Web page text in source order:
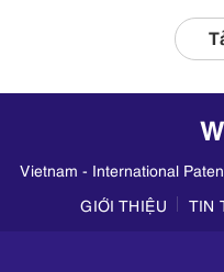
liên quan, tập
trung kiểm tra
Vietnam - International
GIỚI THIỆU
TIN